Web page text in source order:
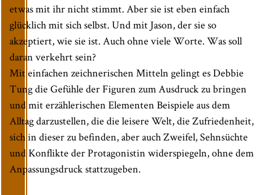
etwas mit ihr nicht stimmt. Aber sie ist eben einfach
glücklich mit sich selbst. Und mit Jason, der sie so
akzeptiert, wie sie ist. Auch ohne viele Worte. Was soll
daran verkehrt sein?
Mit einfachen zeichnerischen Mitteln gelingt es Debbie
Tung die Gefühle der Figuren zum Ausdruck zu bringen
und mit erzählerischen Elementen Beispiele aus dem
Alltag darzustellen, die die leisere Welt, die Zufriedenheit,
sich in dieser zu befinden, aber auch Zweifel, Sehnsüchte
und Konflikte der Protagonistin widerspiegeln, ohne dem
Anpassungsdruck stattzugeben.